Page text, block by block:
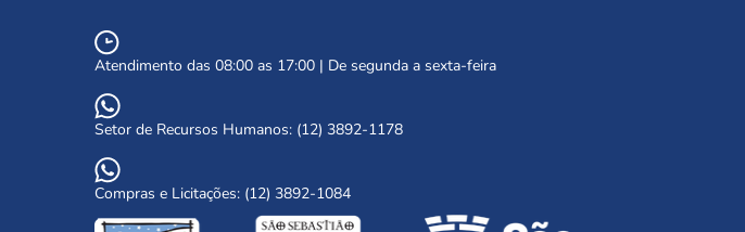
Atendimento das 08:00 as 17:00 | De segunda a sexta-feira
Setor de Recursos Humanos: (12) 3892-1178
Compras e Licitações: (12) 3892-1084